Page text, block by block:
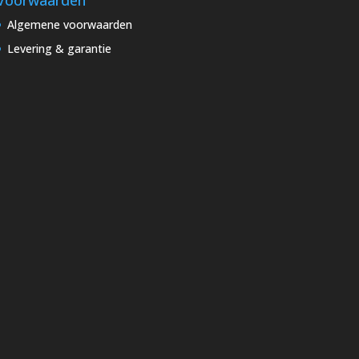
Algemene voorwaarden
Levering & garantie